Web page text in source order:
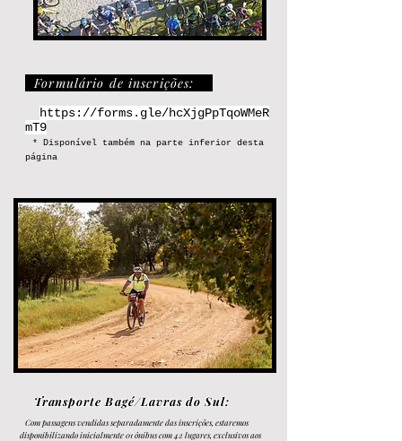
Formulário de inscrições:
https://forms.gle/hcXjgPpTqoWMeR
mT9
* Disponível também na parte inferior desta
página
Transporte Bagé/Lavras do Sul:
Compassagens vendidas separadamente das inscrições, estaremos
disponibilizando inicialmente 01 ônibus com 42 lugares, exclusivos aos